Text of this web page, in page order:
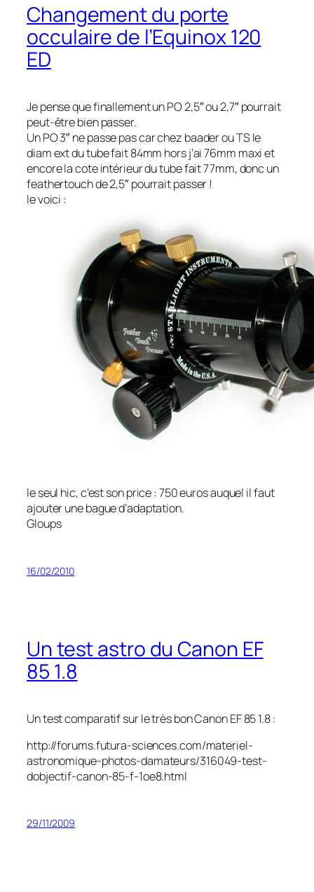
Changement du porte
occulaire de l’Equinox 120
ED
Je pense que finallement un PO 2,5″ ou 2,7″ pourrait
peut-être bien passer.
Un PO 3″ ne passe pas car chez baader ou TS le
diam ext du tube fait 84mm hors j’ai 76mm maxi et
encore la cote intérieur du tube fait 77mm, donc un
feathertouch de 2,5″ pourrait passer !
le voici :
le seul hic, c’est son price : 750 euros auquel il faut
ajouter une bague d’adaptation.
Gloups
16/02/2010
Un test astro du Canon EF
85 1.8
Un test comparatif sur le très bon Canon EF 85 1.8 :
http://forums.futura-sciences.com/materiel-
astronomique-photos-damateurs/316049-test-
dobjectif-canon-85-f-1oe8.html
29/11/2009